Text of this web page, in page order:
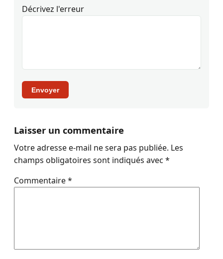
Décrivez l'erreur
Envoyer
Laisser un commentaire
Votre adresse e-mail ne sera pas publiée. Les
champs obligatoires sont indiqués avec *
Commentaire*